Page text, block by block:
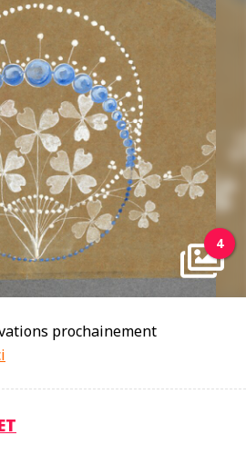
4
prochainement